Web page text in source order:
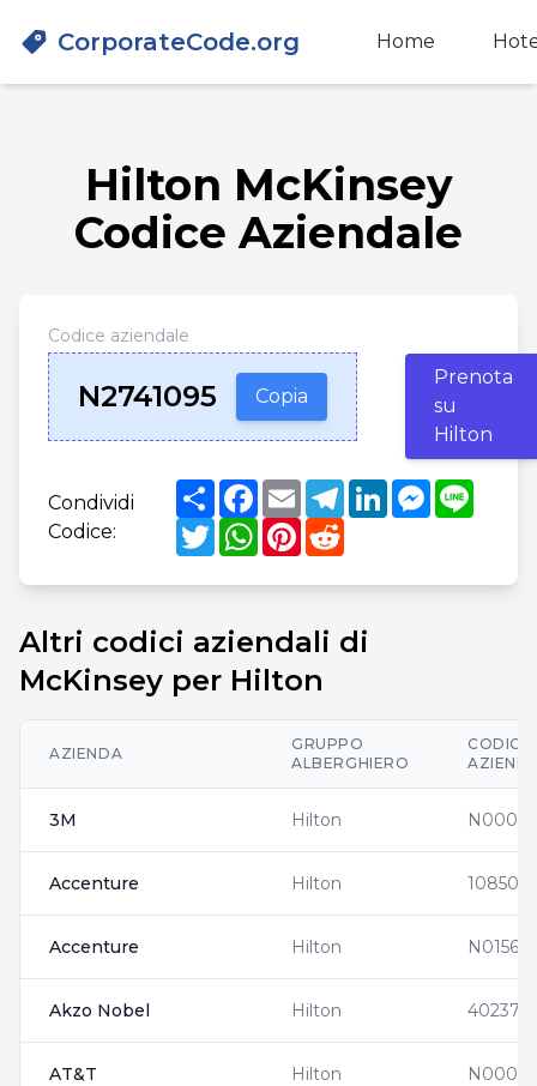
CorporateCode.org Home
Hilton McKinsey
Codice Aziendale
Codice aziendale
N2741095 Copia
Prenota
su
Hilton
Condividi
Codice:
ShareFacebook
EmailTelegram
LinkedInMessenger
Line
TwitterWhatsApp
Pinterest
Reddit
Altri codici aziendali di
McKinsey per Hilton
AZIENDA
GRUPPO
ALBERGHIERO
CODICI
3M Hilton
Accenture Hilton
Accenture Hilton
Akzo Nobel Hilton
AT&T Hilton